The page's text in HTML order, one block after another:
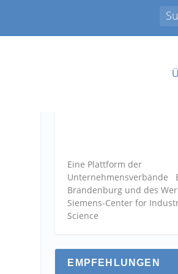
Eine Plattform der
Unternehmensverbände
Brandenburg und des
Siemens-Center for
Science
EMPFEHLUNGEN